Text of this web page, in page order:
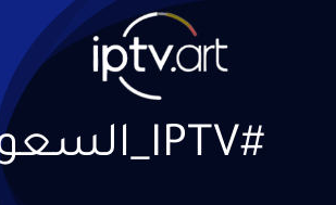
#IPTV_السعودية